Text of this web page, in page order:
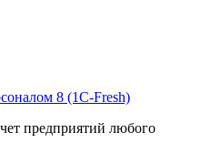
8 (1С-Fresh)
предприятий любого